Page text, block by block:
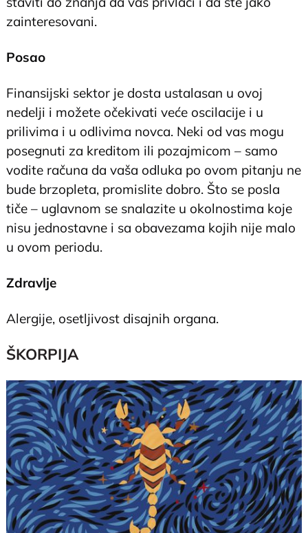
zainteresovani.
Posao
Finansijski sektor je dosta ustalasan u ovoj
nedelji i možete očekivati veće oscilacije i u
prilivima i u odlivima novca. Neki od vas mogu
posegnuti za kreditom ili pozajmicom – samo
vodite računa da vaša odluka po ovom pitanju ne
bude brzopleta, promislite dobro. Što se posla
tiče – uglavnom se snalazite u okolnostima koje
nisu jednostavne i sa obavezama kojih nije malo
u ovom periodu.
Zdravlje
Alergije, osetljivost disajnih organa.
ŠKORPIJA